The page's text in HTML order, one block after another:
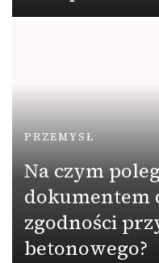
PRZEMYSŁ
Na czym
dokumentem
zgodności
betonowego?